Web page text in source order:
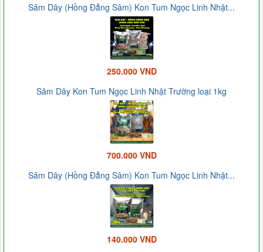
Sâm Dây (Hồng Đẳng Sâm) Kon Tum Ngọc Linh Nhật...
250.000 VND
Sâm Dây Kon Tum Ngọc Linh Nhật Trường loại 1kg
700.000 VND
Sâm Dây (Hồng Đẳng Sâm) Kon Tum Ngọc Linh Nhật...
140.000 VND